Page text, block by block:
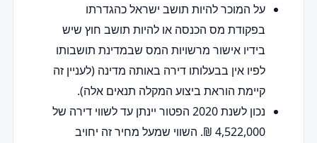
על המוכר להיות תושב ישראל כהגדרתו
בפקודת מס הכנסה או להיות תושב חוץ שיש
בידיו אישור מרשויות המס שבמדינת תושבותו
לפיו אין בבעלותו דירה באותה מדינה (לעניין זה
קיימת הוראת ביצוע המקלה תנאים אלה).
נכון לשנת 2020 הפטור יינתן עד לשווי דירה של
4,522,000 ₪. השווי שמעל מחיר זה יחויב